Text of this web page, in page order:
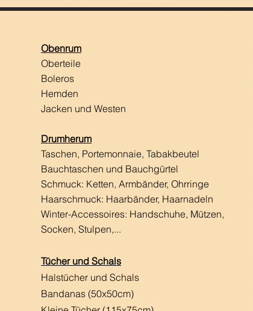
Obenrum
Oberteile
Boleros
Hemden
Jacken und Westen
Drumherum
Taschen, Portemonnaie, Tabakbeutel
Bauchtaschen und Bauchgürtel
Schmuck: Ketten, Armbänder, Ohrringe
Haarschmuck: Haarbänder, Haarnadeln
Winter-Accessoires: Handschuhe, Mützen,
Socken, Stulpen,...
Tücher und Schals
Halstücher und Schals
Bandanas (50x50cm)